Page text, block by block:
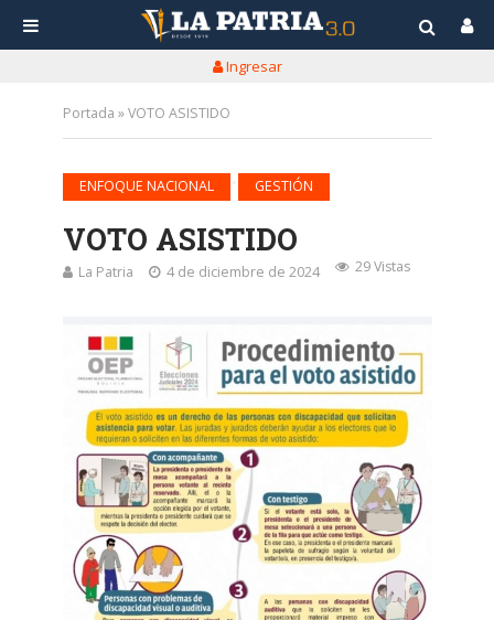
Ingresar
Portada »VOTO ASISTIDO
ENFOQUE NACIONAL GESTIÓN
VOTO ASISTIDO
La Patria 4 de diciembre de 2024 29 Vistas